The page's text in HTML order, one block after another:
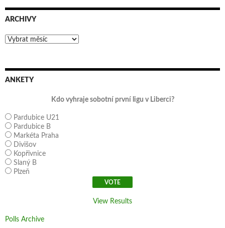
ARCHIVY
Archivy
ANKETY
Kdo vyhraje sobotní první ligu v Liberci?
Pardubice U21
Pardubice B
Markéta Praha
Divišov
Kopřivnice
Slaný B
Plzeň
View Results
Polls Archive